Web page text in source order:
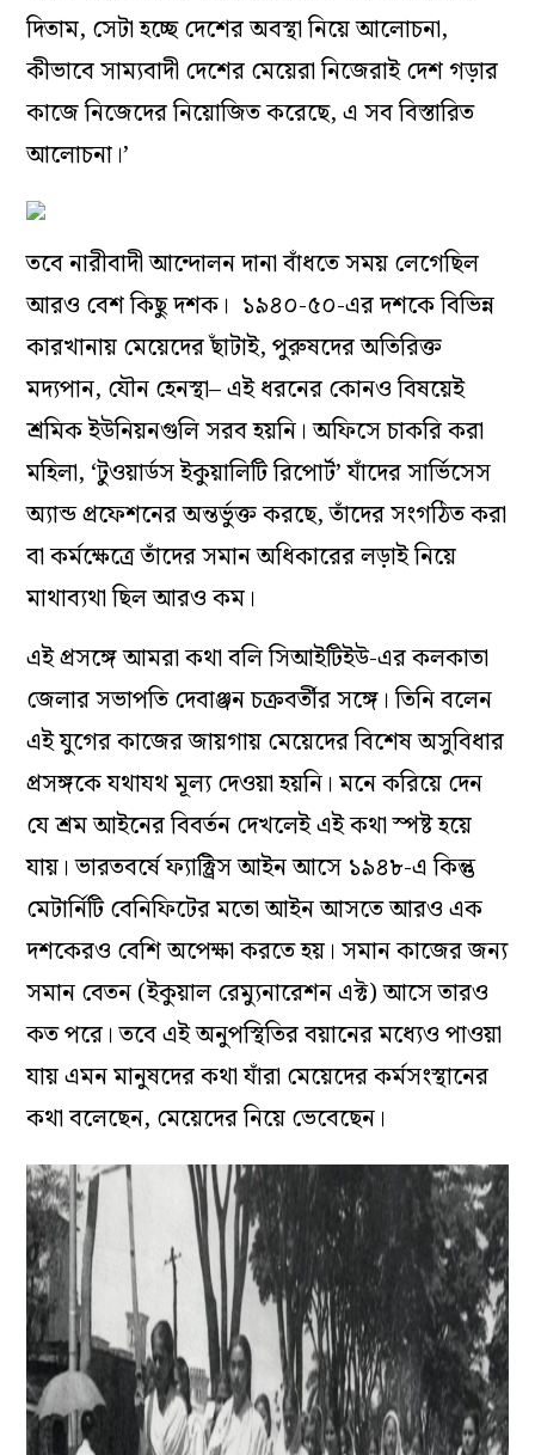
দিতাম, সেটা হচ্ছে দেশের অবস্থা নিয়ে আলোচনা,
কীভাবে সাম্যবাদী দেশের মেয়েরা নিজেরাই দেশ গড়ার
কাজে নিজেদের নিয়োজিত করেছে, এ সব বিস্তারিত
আলোচনা।’
তবে নারীবাদী আন্দোলন দানা বাঁধতে সময় লেগেছিল
আরও বেশ কিছু দশক। ১৯৪০-৫০-এর দশকে বিভিন্ন
কারখানায় মেয়েদের ছাঁটাই, পুরুষদের অতিরিক্ত
মদ্যপান, যৌন হেনস্থা– এই ধরনের কোনও বিষয়েই
শ্রমিক ইউনিয়নগুলি সরব হয়নি। অফিসে চাকরি করা
মহিলা, ‘টুওয়ার্ডস ইকুয়ালিটি রিপোর্ট’ যাঁদের সার্ভিসেস
অ্যান্ড প্রফেশনের অন্তর্ভুক্ত করছে, তাঁদের সংগঠিত করা
বা কর্মক্ষেত্রে তাঁদের সমান অধিকারের লড়াই নিয়ে
মাথাব্যথা ছিল আরও কম।
এই প্রসঙ্গে আমরা কথা বলি সিআইটিইউ-এর কলকাতা
জেলার সভাপতি দেবাঞ্জন চক্রবর্তীর সঙ্গে। তিনি বলেন
এই যুগের কাজের জায়গায় মেয়েদের বিশেষ অসুবিধার
প্রসঙ্গকে যথাযথ মূল্য দেওয়া হয়নি। মনে করিয়ে দেন
যে শ্রম আইনের বিবর্তন দেখলেই এই কথা স্পষ্ট হয়ে
যায়। ভারতবর্ষে ফ্যাক্ট্রিস আইন আসে ১৯৪৮-এ কিন্তু
মেটার্নিটি বেনিফিটের মতো আইন আসতে আরও এক
দশকেরও বেশি অপেক্ষা করতে হয়। সমান কাজের জন্য
সমান বেতন (ইকুয়াল রেম্যুনারেশন এক্ট) আসে তারও
কত পরে। তবে এই অনুপস্থিতির বয়ানের মধ্যেও পাওয়া
যায় এমন মানুষদের কথা যাঁরা মেয়েদের কর্মসংস্থানের
কথা বলেছেন, মেয়েদের নিয়ে ভেবেছেন।